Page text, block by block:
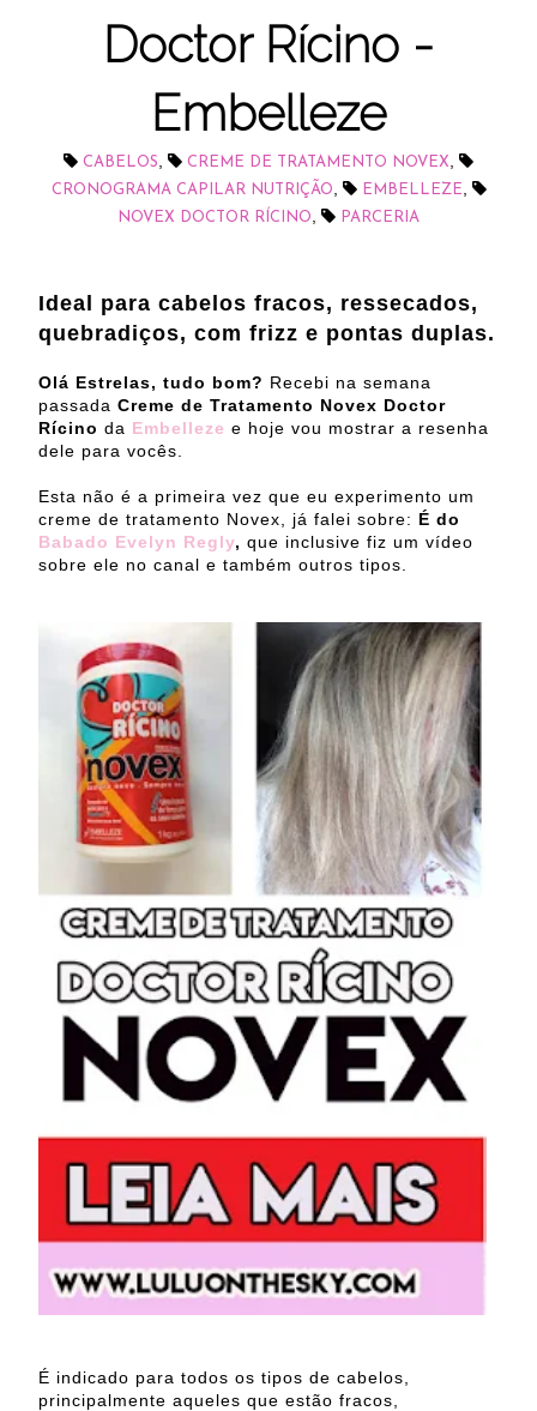
Doctor Rícino -
Embelleze
CABELOS, CREME DE TRATAMENTO NOVEX,
CRONOGRAMA CAPILAR NUTRIÇÃO, EMBELLEZE,
NOVEX DOCTOR RÍCINO, PARCERIA
Ideal para cabelos fracos, ressecados,
quebradiços, com frizz e pontas duplas.
Olá Estrelas, tudo bom? Recebi na semana
passada Creme de Tratamento Novex Doctor
Rícino da Embelleze e hoje vou mostrar a resenha
dele para vocês.
Esta não é a primeira vez que eu experimento um
creme de tratamento Novex, já falei sobre: É do
Babado Evelyn Regly, que inclusive fiz um vídeo
sobre ele no canal e também outros tipos.
É indicado para todos os tipos de cabelos,
principalmente aqueles que estão fracos,